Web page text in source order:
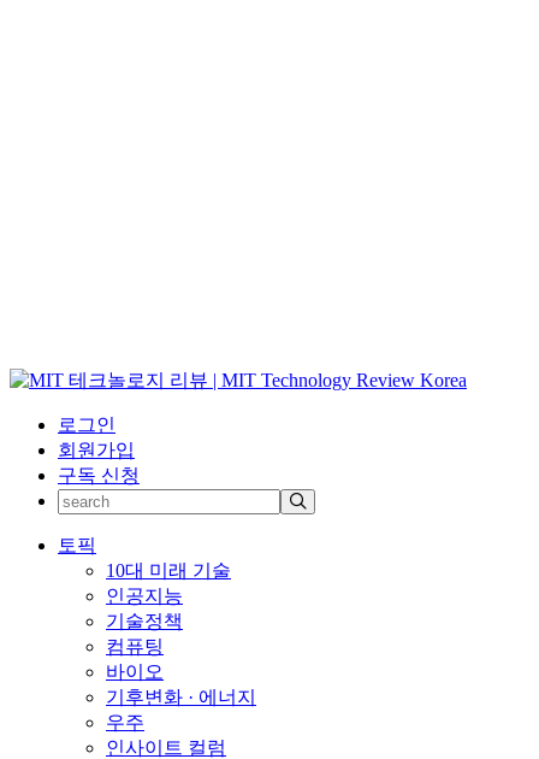
로그인
회원가입
구독 신청
토픽
10대 미래 기술
인공지능
기술정책
컴퓨팅
바이오
기후변화 · 에너지
우주
인사이트 컬럼